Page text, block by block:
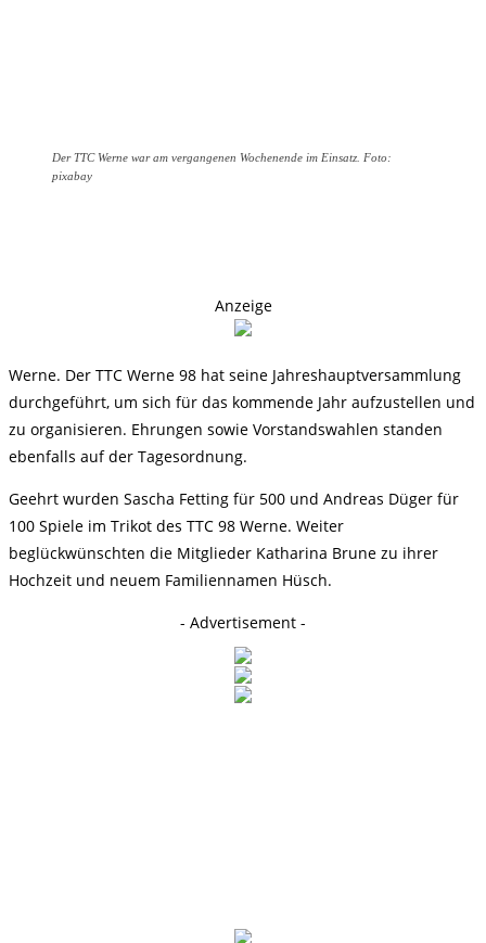
Der TTC Werne war am vergangenen Wochenende im Einsatz. Foto:
pixabay
Anzeige
Werne. Der TTC Werne 98 hat seine Jahreshauptversammlung
durchgeführt, um sich für das kommende Jahr aufzustellen und
zu organisieren. Ehrungen sowie Vorstandswahlen standen
ebenfalls auf der Tagesordnung.
Geehrt wurden Sascha Fetting für 500 und Andreas Düger für
100 Spiele im Trikot des TTC 98 Werne. Weiter
beglückwünschten die Mitglieder Katharina Brune zu ihrer
Hochzeit und neuem Familiennamen Hüsch.
- Advertisement -